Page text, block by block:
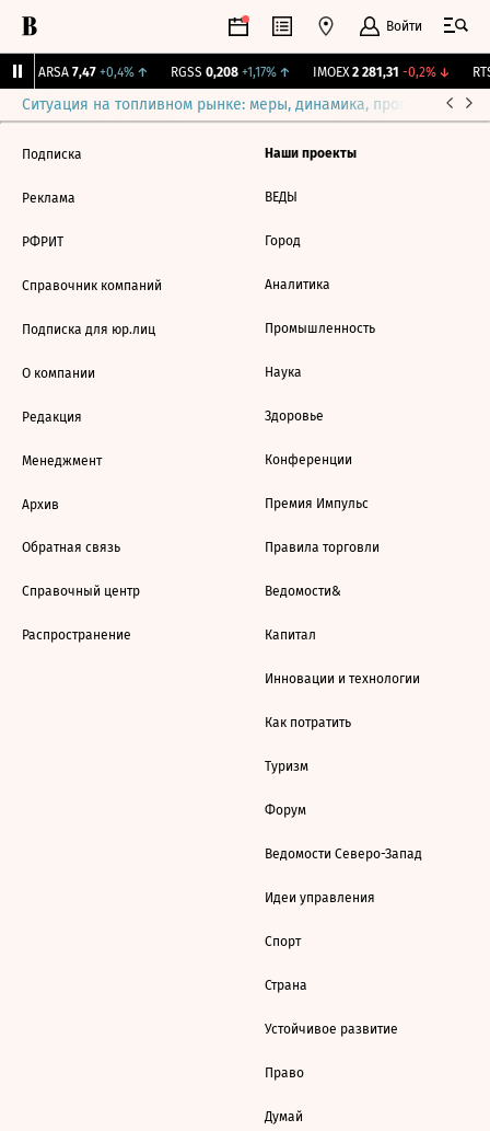
Войти
ARSA 7,47 +0,4%↑ RGSS 0,208 +1,17%↑ IMOEX 2 281,31 -0,2%↓
Ситуация на топливном рынке: меры, динамика, прогнозы
Подписка
Реклама
РФРИТ
Справочник компаний
Подписка для юр.лиц
О компании
Редакция
Менеджмент
Архив
Обратная связь
Справочный центр
Распространение
Наши проекты
ВЕДЫ
Город
Аналитика
Промышленность
Наука
Здоровье
Конференции
Премия Импульс
Правила торговли
Ведомости&
Капитал
Инновации и технологии
Как потратить
Туризм
Форум
Ведомости Северо-Запад
Идеи управления
Спорт
Страна
Устойчивое развитие
Право
Думай